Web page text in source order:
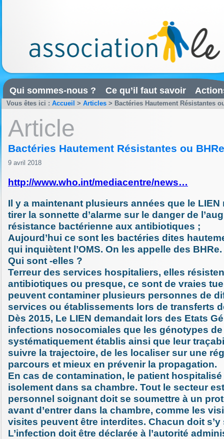
Qui sommes-nous ? Ce qu’il faut savoir
Vous êtes ici : Accueil > Articles > Bactéries Hautement Résistantes
Article
Bactéries Hautement Résistantes ou BHRe
9 avril 2018
http://www.who.int/mediacentre/news…
Il y a maintenant plusieurs années que le LIEN
tirer la sonnette d’alarme sur le danger de
résistance bactérienne aux antibiotiques ;
Aujourd’hui ce sont les bactéries dites
qui inquiètent l’OMS. On les appelle des BHRe.
Qui sont -elles ?
Terreur des services hospitaliers, elles
antibiotiques ou presque, ce sont de vraies
peuvent contaminer plusieurs personnes de
services ou établissements lors de transferts
Dès 2015, Le LIEN demandait lors des Etats
infections nosocomiales que les génotypes
systématiquement établis ainsi que leur
suivre la trajectoire, de les localiser sur une
parcours et mieux en prévenir la propagation.
En cas de contamination, le patient
isolement dans sa chambre. Tout le secteur
personnel soignant doit se soumettre à un
avant d’entrer dans la chambre, comme les
visites peuvent être interdites. Chacun doit s’y
L’infection doit être déclarée à l’autorité